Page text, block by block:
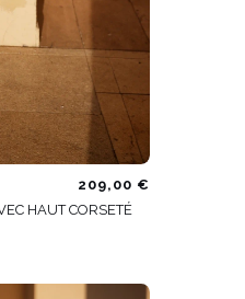
209,00 €
HAUT CORSETÉ